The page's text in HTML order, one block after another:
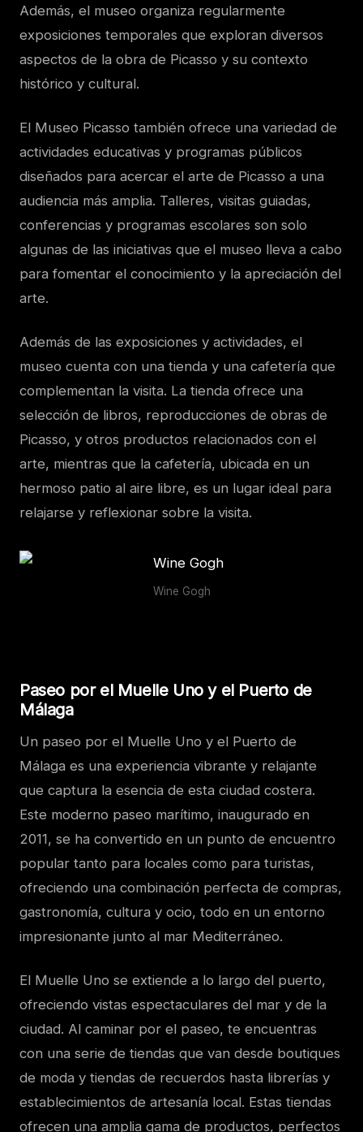
Además, el museo organiza regularmente
exposiciones temporales que exploran diversos
aspectos de la obra de Picasso y su contexto
histórico y cultural.
El Museo Picasso también ofrece una variedad de
actividades educativas y programas públicos
diseñados para acercar el arte de Picasso a una
audiencia más amplia. Talleres, visitas guiadas,
conferencias y programas escolares son solo
algunas de las iniciativas que el museo lleva a cabo
para fomentar el conocimiento y la apreciación del
arte.
Además de las exposiciones y actividades, el
museo cuenta con una tienda y una cafetería que
complementan la visita. La tienda ofrece una
selección de libros, reproducciones de obras de
Picasso, y otros productos relacionados con el
arte, mientras que la cafetería, ubicada en un
hermoso patio al aire libre, es un lugar ideal para
relajarse y reflexionar sobre la visita.
Wine Gogh
Paseo por el Muelle Uno y el Puerto de
Málaga
Un paseo por el Muelle Uno y el Puerto de
Málaga es una experiencia vibrante y relajante
que captura la esencia de esta ciudad costera.
Este moderno paseo marítimo, inaugurado en
2011, se ha convertido en un punto de encuentro
popular tanto para locales como para turistas,
ofreciendo una combinación perfecta de compras,
gastronomía, cultura y ocio, todo en un entorno
impresionante junto al mar Mediterráneo.
El Muelle Uno se extiende a lo largo del puerto,
ofreciendo vistas espectaculares del mar y de la
ciudad. Al caminar por el paseo, te encuentras
con una serie de tiendas que van desde boutiques
de moda y tiendas de recuerdos hasta librerías y
establecimientos de artesanía local. Estas tiendas
ofrecen una amplia gama de productos, perfectos